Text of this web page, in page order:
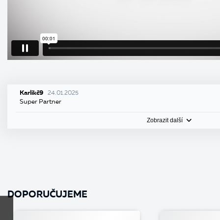
Karlikč9 24.01.2025
Super Partner
Zobrazit další
DOPORUČUJEME